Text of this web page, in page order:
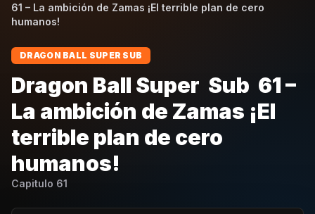
61 – La ambición de Zamas ¡El terrible plan de cero
humanos!
DRAGON BALL SUPER SUB
Dragon Ball Super Sub 61 –
La ambición de Zamas ¡El
terrible plan de cero
humanos!
Capitulo 61